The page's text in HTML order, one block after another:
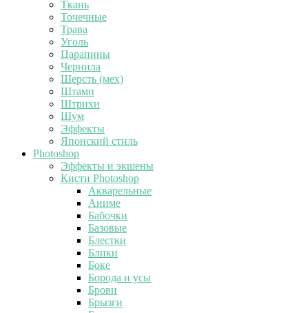
Ткань
Точечные
Трава
Уголь
Царапины
Чернила
Шерсть (мех)
Штамп
Штрихи
Шум
Эффекты
Японский стиль
Photoshop
Эффекты и экшены
Кисти Photoshop
Акварельные
Аниме
Бабочки
Базовые
Блестки
Блики
Боке
Борода и усы
Брови
Брызги